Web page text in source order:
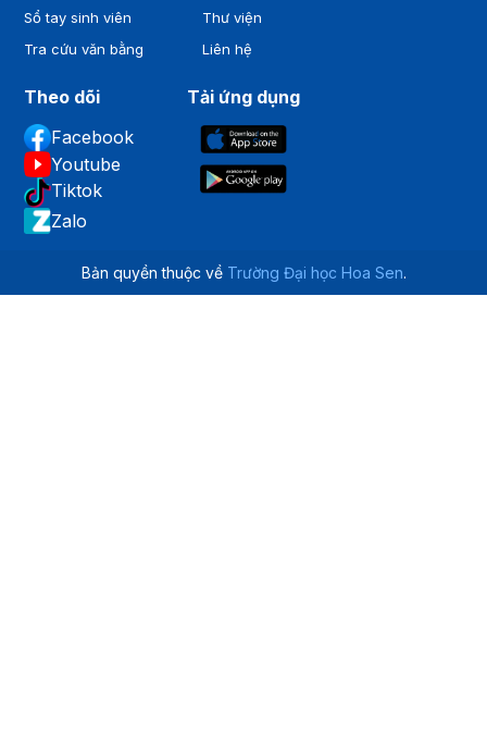
Sổ tay sinh viên
Tra cứu văn bằng
Thư viện
Liên hệ
Theo dõi
Facebook
Youtube
Tiktok
Zalo
Tải ứng dụng
Bản quyền thuộc về Trường Đại học Hoa Sen.